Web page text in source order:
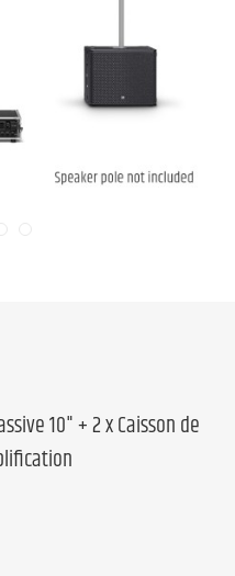
10" + 2 x Caisson de